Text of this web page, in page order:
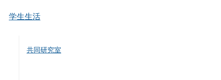
学生生活
共同研究室